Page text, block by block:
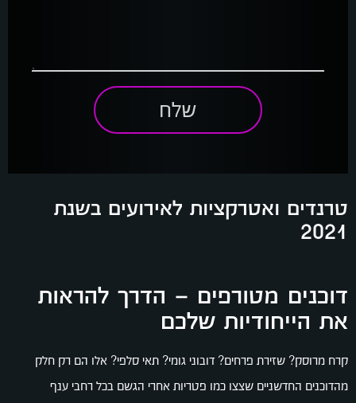
שלח
טרנדים ואטרקציות לאירועים בשנת
2021
דוכנים מטורפים – הדרך להראות
את הייחודיות שלכם
קרח מרוסק? שזירת פרחים? דובוני גומי? תאי סלפי? אלו הם רק חלק
מהדוכנים החדשניים שצצו כמו פטריות אחרי הגשם בכל רחבי ענף